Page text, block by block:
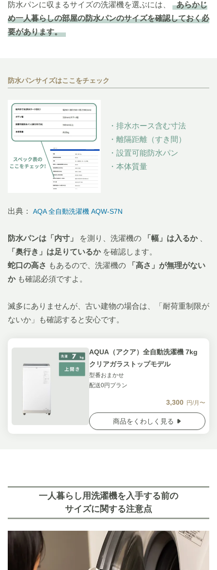
防水パンに収まるサイズの洗濯機を選ぶには、
あらかじ
め一人暮らしの部屋の防水パンのサイズを確認しておく必
要があります。
防水パンサイズはここをチェック
・排水ホース含む寸法
・離隔距離（すき間）
・設置可能防水パン
・本体質量
出典： AQA 全自動洗濯機 AQW-S7N
防水パンは「内寸」 を測り、洗濯機の 「幅」は入るか
「奥行き」は足りているか を確認します。
蛇口の高さ もあるので、洗濯機の
「高さ」が無理がない
か も確認必須ですよ。
滅多にありませんが、古い建物の場合は、「耐荷重制限が
ないか」も確認すると安心です。
AQUA（アクア）全自動洗濯機 7kg
クリアガラストップモデル
型番おまかせ
配送0円プラン
3,300 円/月〜
商品をくわしく見る
一人暮らし用洗濯機を入手する前の
サイズに関する注意点